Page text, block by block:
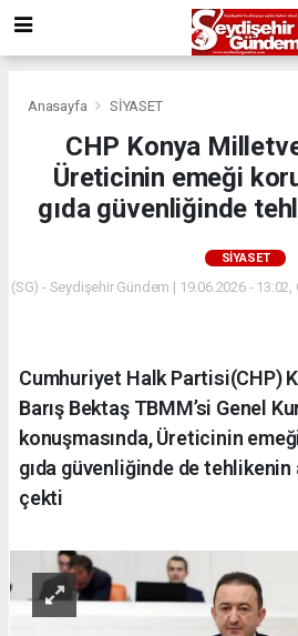
Anasayfa SİYASET
CHP Konya
Üreticinin emeği
gıda güvenliğinde
SİYASET
(SG) - Seydişehir Gündem | 19.06.2026 -
Cumhuriyet Halk Partisi(CHP)
Barış Bektaş TBMM’si Genel
konuşmasında, Üreticinin
gıda güvenliğinde de
çekti